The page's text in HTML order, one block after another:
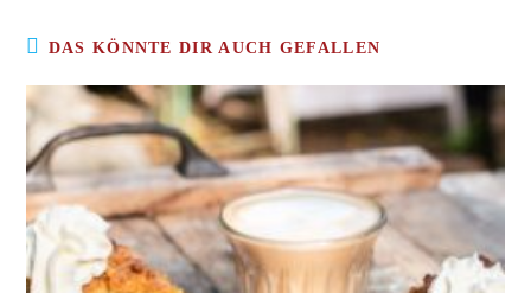
DAS KÖNNTE DIR AUCH GEFALLEN